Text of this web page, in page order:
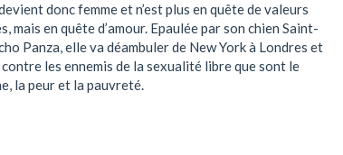
donc femme et n’est plus en quête de valeurs
mais en quête d’amour. Epaulée par son chien Saint-
Panza, elle va déambuler de New York à Londres et
contre les ennemis de la sexualité libre que sont le
la peur et la pauvreté.